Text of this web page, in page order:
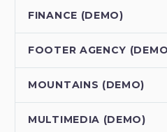
FINANCE (DEMO)
FOOTER AGENCY
MOUNTAINS (DEMO)
MULTIMEDIA (DEMO)